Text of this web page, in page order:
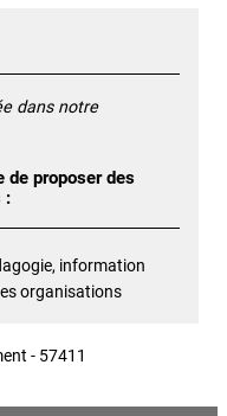
dans notre
de proposer des
:
information
organisations
- 57411